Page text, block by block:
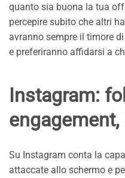
quanto sia buona la tua
percepire subito che altri
avranno sempre il timore
e preferiranno affidarsi a
Instagram:
engagement,
Su Instagram conta la
attaccate allo schermo e